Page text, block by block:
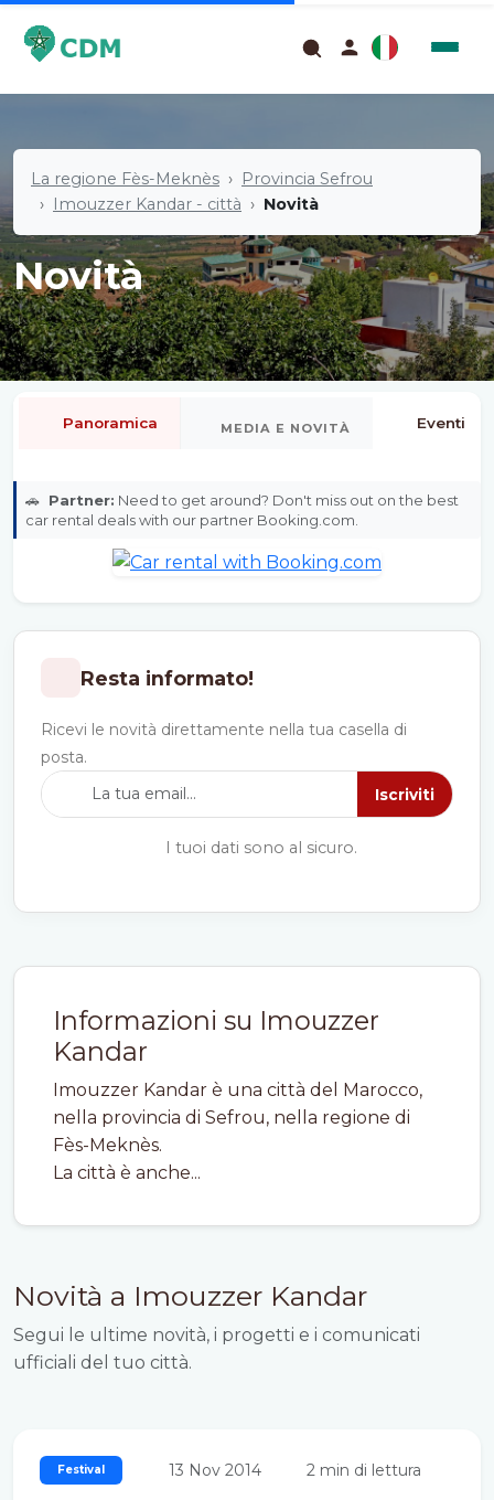
La regione Fès-Meknès
Provincia Sefrou
Imouzzer Kandar - città
Novità
Novità
Informazioni su Imouzzer
Kandar
Imouzzer Kandar è una città del Marocco,
nella provincia di Sefrou, nella regione di
Fès-Meknès.
La città è anche...
Novità a Imouzzer Kandar
Segui le ultime novità, i progetti e i comunicati
ufficiali del tuo città.
Festival 13 Nov 2014 2 min di lettura
Panoramica MEDIA E NOVITÀ Eventi
🚗 Partner: Need to get around? Don't miss out on the best
car rental deals with our partner Booking.com.
Resta informato!
Ricevi le novità direttamente nella tua casella di
posta.
Iscriviti
I tuoi dati sono al sicuro.